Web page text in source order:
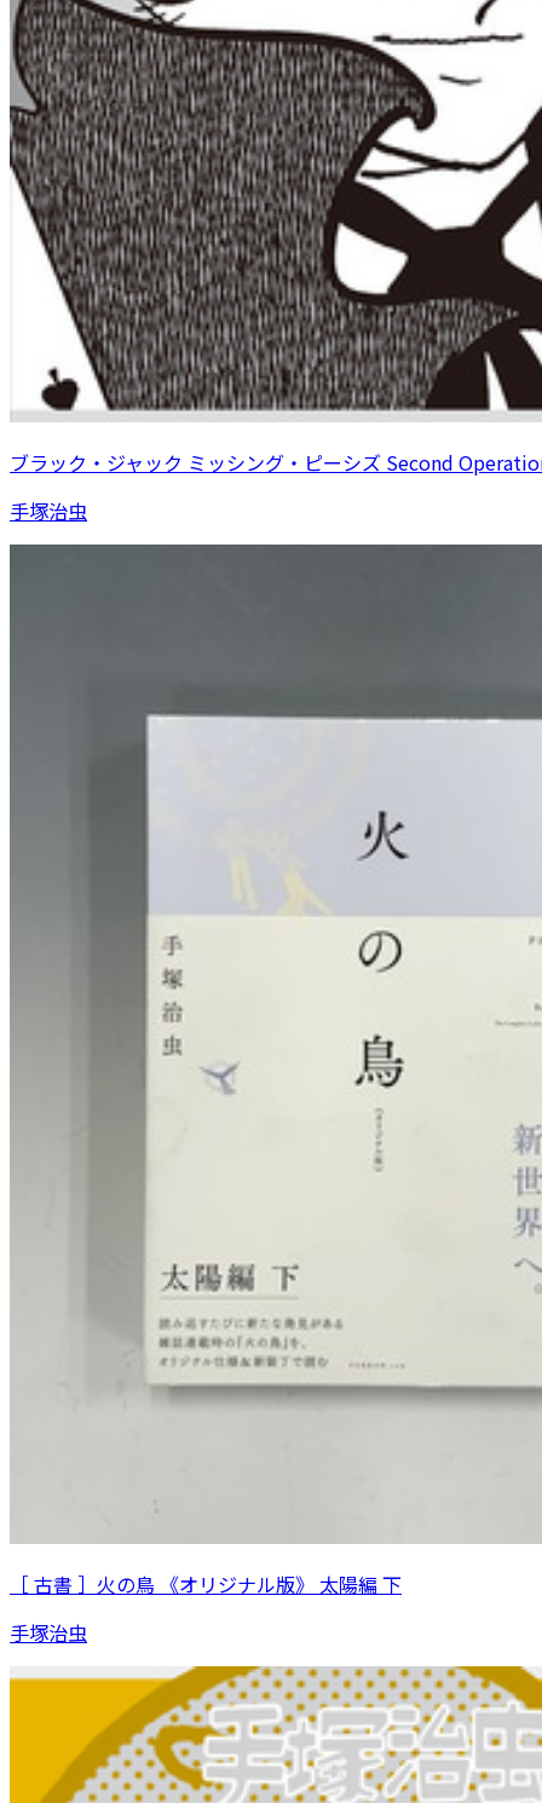
ブラック・ジャック ミッシング・ピーシズ Second
手塚治虫
［ 古書 ］火の鳥 《オリジナル版》 太陽編 下
手塚治虫